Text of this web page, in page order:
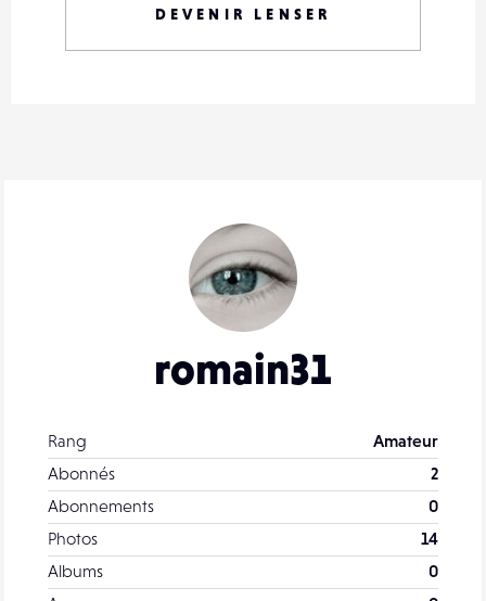
romain31
Rang
Amateur
Abonnés
2
Abonnements
0
Photos
14
Albums
0
DEVENIR LENSER